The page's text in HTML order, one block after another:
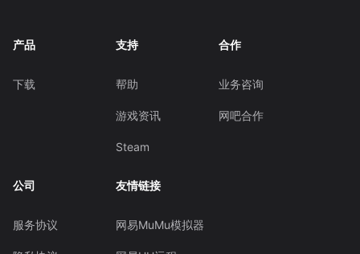
产品
下载
支持
帮助
游戏资讯
Steam
合作
业务咨询
网吧合作
公司
服务协议
友情链接
网易MuMu模拟器